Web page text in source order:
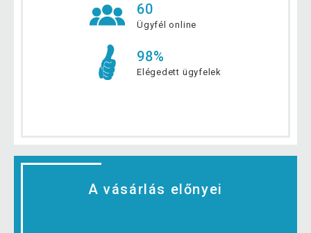
60
Ügyfél online
98%
Elégedett ügyfelek
A vásárlás előnyei